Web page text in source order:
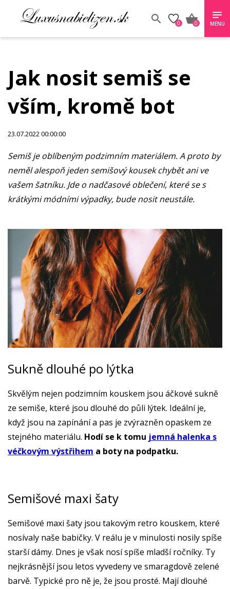
0 0 MENU
Jak nosit semiš se
vším, kromě bot
23.07.2022 00:00:00
Semiš je oblíbeným podzimním materiálem. A proto by
neměl alespoň jeden semišový kousek chybět ani ve
vašem šatníku. Jde o nadčasové oblečení, které se s
krátkými módními výpadky, bude nosit neustále.
Sukně dlouhé po lýtka
Skvělým nejen podzimním kouskem jsou áčkové sukně
ze semiše, které jsou dlouhé do půli lýtek. Ideální je,
když jsou na zapínání a pas je zvýrazněn opaskem ze
stejného materiálu. Hodí se k tomu jemná halenka s
véčkovým výstřihem a boty na podpatku.
Semišové maxi šaty
Semišové maxi šaty jsou takovým retro kouskem, které
nosívaly naše babičky. V reálu je v minulosti nosily spíše
starší dámy. Dnes je však nosí spíše mladší ročníky. Ty
nejkrásnější jsou letos vyvedeny ve smaragdově zelené
barvě. Typické pro ně je, že jsou prosté. Mají dlouhé